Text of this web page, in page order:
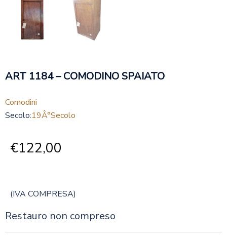
ART 1184 – COMODINO SPAIATO
Comodini
Secolo:19Â°secolo
€122,00
(IVA COMPRESA)
Restauro non compreso